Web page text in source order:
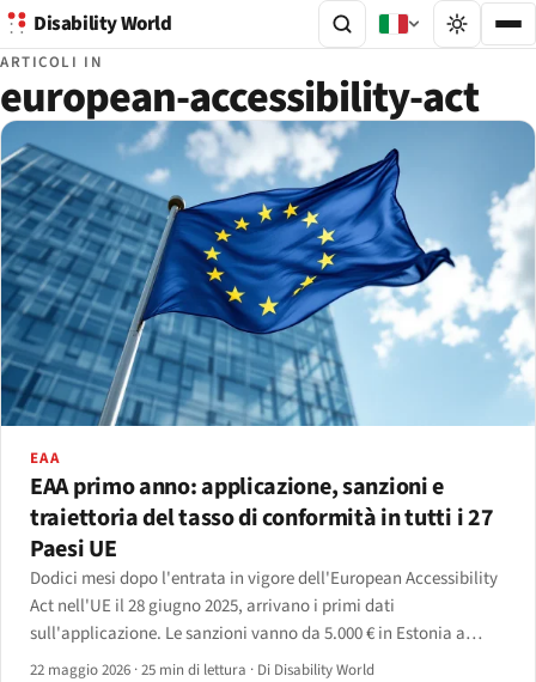
Disability World
ARTICOLI IN
european-accessibility-act
EAA
EAA primo anno: applicazione, sanzioni e
traiettoria del tasso di conformità in tutti i 27
Paesi UE
Dodici mesi dopo l'entrata in vigore dell'European Accessibility
Act nell'UE il 28 giugno 2025, arrivano i primi dati
sull'applicazione. Le sanzioni vanno da 5.000 € in Estonia a
500.000 € in Germania; la copertura delle scansioni tra il 30% e il
22 maggio 2026 ·25 min di lettura · Di Disability World